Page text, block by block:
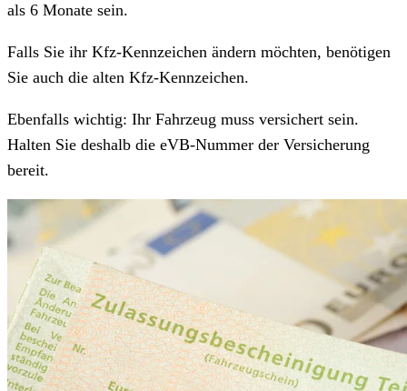
als 6 Monate sein.
Falls Sie ihr Kfz-Kennzeichen ändern möchten, benötigen
Sie auch die alten Kfz-Kennzeichen.
Ebenfalls wichtig: Ihr Fahrzeug muss versichert sein.
Halten Sie deshalb die eVB-Nummer der Versicherung
bereit.